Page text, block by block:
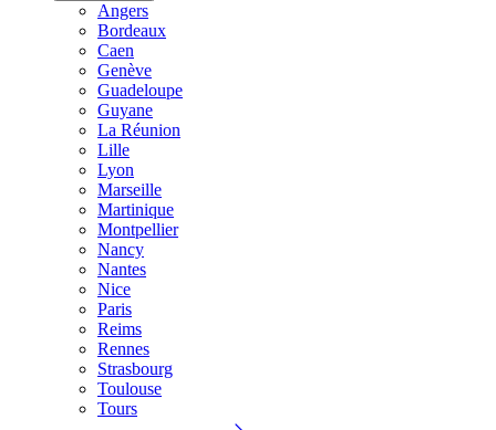
Angers
Bordeaux
Caen
Genève
Guadeloupe
Guyane
La Réunion
Lille
Lyon
Marseille
Martinique
Montpellier
Nancy
Nantes
Nice
Paris
Reims
Rennes
Strasbourg
Toulouse
Tours